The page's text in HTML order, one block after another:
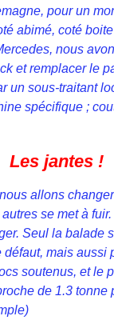
pour un
abimé, coté
nous
et remplacer le
un sous-traitant
spécifique ;
Les jantes !
allons
se met à
Seul la balade
mais aussi
soutenus, et le
de 1.3 tonne